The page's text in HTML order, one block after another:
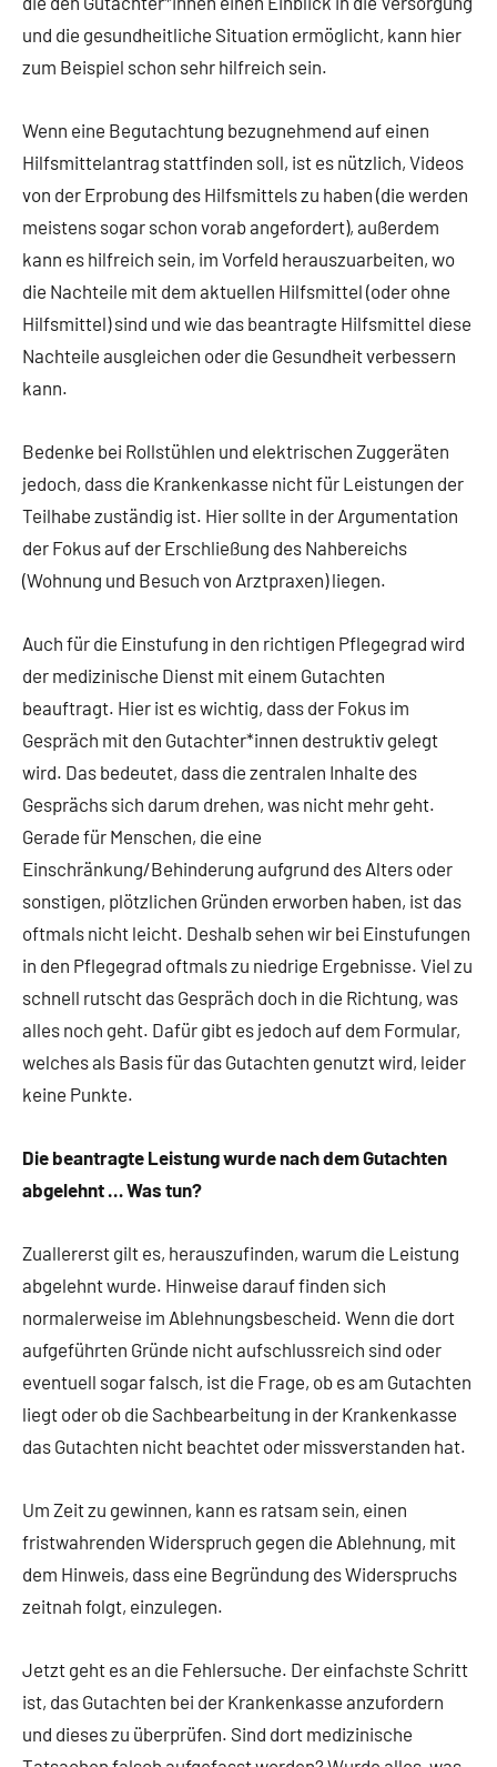
und die gesundheitliche Situation ermöglicht, kann hier
zum Beispiel schon sehr hilfreich sein.
Wenn eine Begutachtung bezugnehmend auf einen
Hilfsmittelantrag stattfinden soll, ist es nützlich, Videos
von der Erprobung des Hilfsmittels zu haben (die werden
meistens sogar schon vorab angefordert), außerdem
kann es hilfreich sein, im Vorfeld herauszuarbeiten, wo
die Nachteile mit dem aktuellen Hilfsmittel (oder ohne
Hilfsmittel) sind und wie das beantragte Hilfsmittel diese
Nachteile ausgleichen oder die Gesundheit verbessern
kann.
Bedenke bei Rollstühlen und elektrischen Zuggeräten
jedoch, dass die Krankenkasse nicht für Leistungen der
Teilhabe zuständig ist. Hier sollte in der Argumentation
der Fokus auf der Erschließung des Nahbereichs
(Wohnung und Besuch von Arztpraxen) liegen.
Auch für die Einstufung in den richtigen Pflegegrad wird
der medizinische Dienst mit einem Gutachten
beauftragt. Hier ist es wichtig, dass der Fokus im
Gespräch mit den Gutachter*innen destruktiv gelegt
wird. Das bedeutet, dass die zentralen Inhalte des
Gesprächs sich darum drehen, was nicht mehr geht.
Gerade für Menschen, die eine
Einschränkung/Behinderung aufgrund des Alters oder
sonstigen, plötzlichen Gründen erworben haben, ist das
oftmals nicht leicht. Deshalb sehen wir bei Einstufungen
in den Pflegegrad oftmals zu niedrige Ergebnisse. Viel zu
schnell rutscht das Gespräch doch in die Richtung, was
alles noch geht. Dafür gibt es jedoch auf dem Formular,
welches als Basis für das Gutachten genutzt wird, leider
keine Punkte.
Die beantragte Leistung wurde nach dem Gutachten
abgelehnt … Was tun?
Zuallererst gilt es, herauszufinden, warum die Leistung
abgelehnt wurde. Hinweise darauf finden sich
normalerweise im Ablehnungsbescheid. Wenn die dort
aufgeführten Gründe nicht aufschlussreich sind oder
eventuell sogar falsch, ist die Frage, ob es am Gutachten
liegt oder ob die Sachbearbeitung in der Krankenkasse
das Gutachten nicht beachtet oder missverstanden hat.
Um Zeit zu gewinnen, kann es ratsam sein, einen
fristwahrenden Widerspruch gegen die Ablehnung, mit
dem Hinweis, dass eine Begründung des Widerspruchs
zeitnah folgt, einzulegen.
Jetzt geht es an die Fehlersuche. Der einfachste Schritt
ist, das Gutachten bei der Krankenkasse anzufordern
und dieses zu überprüfen. Sind dort medizinische